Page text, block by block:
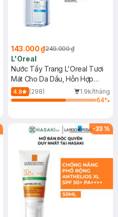
143.000 ₫249.000 ₫
L'Oreal
Nước Tẩy Trang L'Oreal Tươi
Mát Cho Da Dầu, Hỗn Hợp
400ml
4.8 (298)
1.9k/tháng
64%
-33 %